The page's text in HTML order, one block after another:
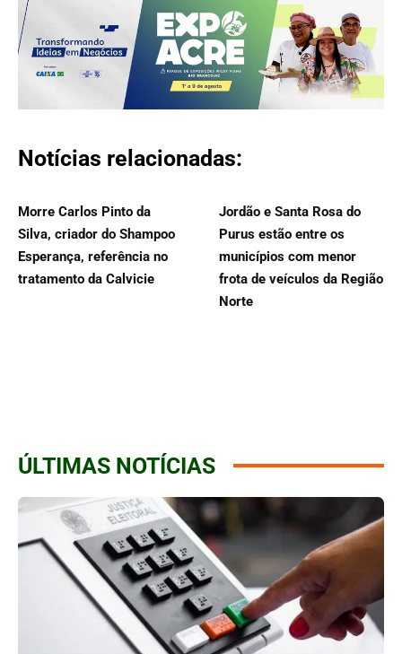
Notícias relacionadas:
Morre Carlos Pinto da
Silva, criador do Shampoo
Esperança, referência no
tratamento da Calvicie
Jordão e Santa Rosa do
Purus estão entre os
municípios com menor
frota de veículos da Região
Norte
ÚLTIMAS NOTÍCIAS